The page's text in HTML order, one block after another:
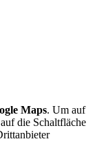
Maps. Um auf
die Schaltfläche